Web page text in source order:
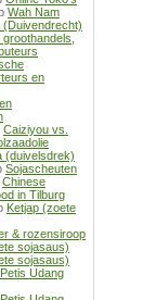
Wah Nam
(Duivendrecht)
en
Caiziyou vs.
(duivelsdrek)
Sojascheuten
Chinese
in Tilburg
Ketjap (zoete
& rozensiroop
sojasaus)
sojasaus)
Petis Udang